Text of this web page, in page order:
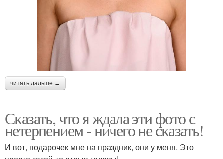
читать дальше →
Сказать, что я ждала эти фото с
нетерпением - ничего не сказать!
И вот, подарочек мне на праздник, они у меня. Это